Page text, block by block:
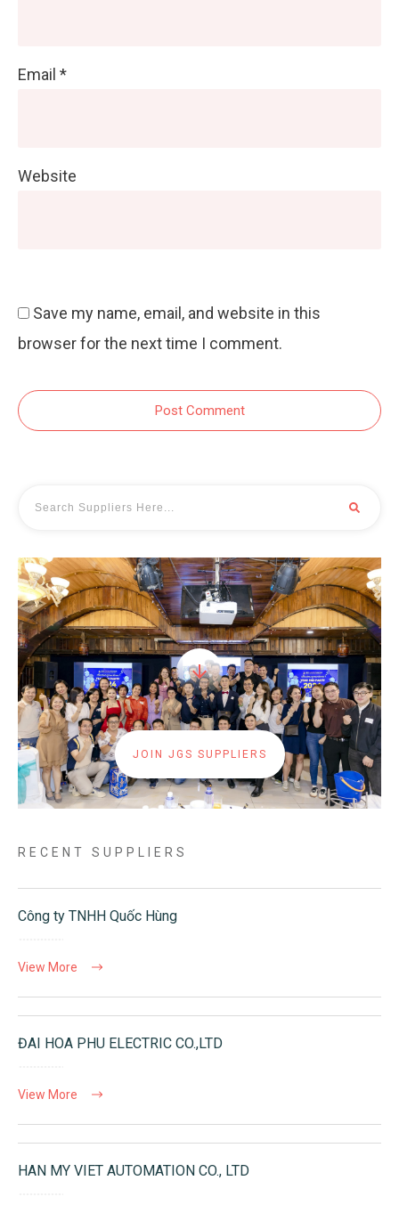
Email *
Website
Save my name, email, and website in this
browser for the next time I comment.
Post Comment
JOIN JGS SUPPLIERS
RECENT SUPPLIERS
Công ty TNHH Quốc Hùng
View More
ĐAI HOA PHU ELECTRIC CO.,LTD
View More
HAN MY VIET AUTOMATION CO., LTD